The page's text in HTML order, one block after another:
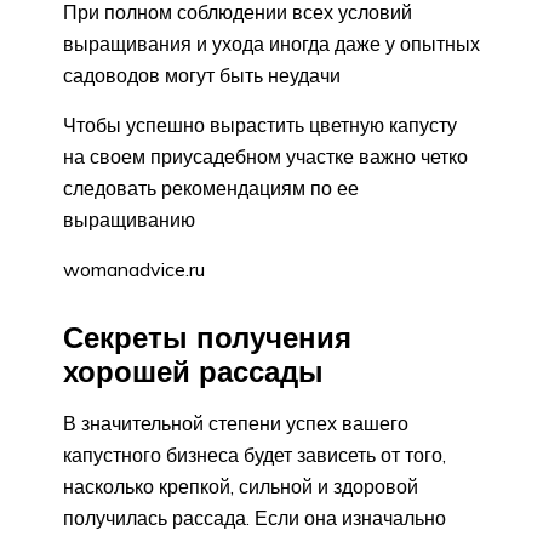
При полном соблюдении всех условий
выращивания и ухода иногда даже у опытных
садоводов могут быть неудачи
Чтобы успешно вырастить цветную капусту
на своем приусадебном участке важно четко
следовать рекомендациям по ее
выращиванию
womanadvice.ru
Секреты получения
хорошей рассады
В значительной степени успех вашего
капустного бизнеса будет зависеть от того,
насколько крепкой, сильной и здоровой
получилась рассада. Если она изначально